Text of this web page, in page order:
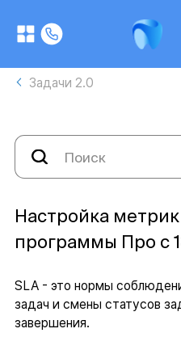
Задачи 2.0
Настройка
программы Про с
SLA - это нормы
задач и смены статусов
завершения.